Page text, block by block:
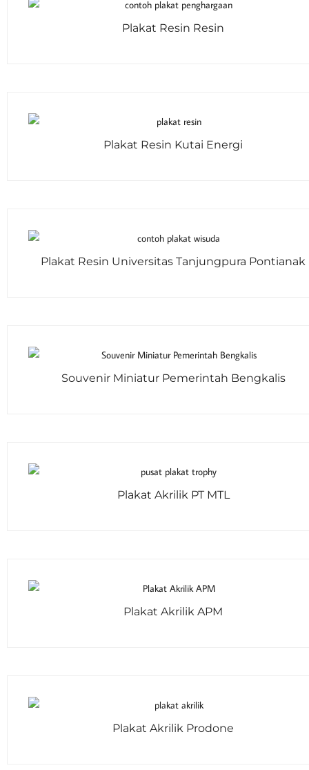
Plakat Resin Resin
Plakat Resin Kutai Energi
Plakat Resin Universitas Tanjungpura Pontianak
Souvenir Miniatur Pemerintah Bengkalis
Plakat Akrilik PT MTL
Plakat Akrilik APM
Plakat Akrilik Prodone